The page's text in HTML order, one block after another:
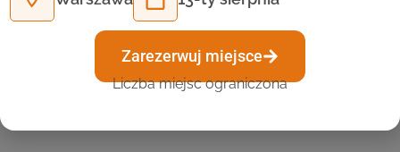
Klienci IMAGO Printer mogą liczyć na fachowe
wsparcie członków naszego zespołu. Jeśli
potrzebujesz informacji dotyczących drukarek lub
współpracy, serdecznie zapraszamy do naszego
warszawskiego biura. Chętnie porozmawiamy także za
Zarezerwuj miejsce
Liczba miejsc ograniczona